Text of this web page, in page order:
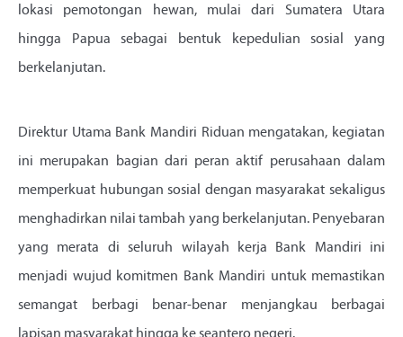
lokasi pemotongan hewan, mulai dari Sumatera Utara
hingga Papua sebagai bentuk kepedulian sosial yang
berkelanjutan.
Direktur Utama Bank Mandiri Riduan mengatakan, kegiatan
ini merupakan bagian dari peran aktif perusahaan dalam
memperkuat hubungan sosial dengan masyarakat sekaligus
menghadirkan nilai tambah yang berkelanjutan. Penyebaran
yang merata di seluruh wilayah kerja Bank Mandiri ini
menjadi wujud komitmen Bank Mandiri untuk memastikan
semangat berbagi benar-benar menjangkau berbagai
lapisan masyarakat hingga ke seantero negeri.